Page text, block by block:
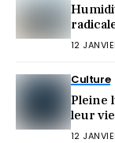
12
Culture
Pleine
leur
12